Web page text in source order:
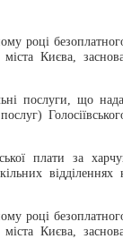
році
міста Києва,
послуги, що
плати за
відділеннях
році
міста Києва,